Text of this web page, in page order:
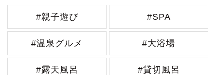
#親子遊び #SPA
#温泉グルメ #大浴場
#露天風呂 #貸切風呂